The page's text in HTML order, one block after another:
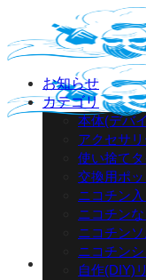
content
お知らせ
カテゴリ
本体(デバ
アクセサ
使い捨て
交換用ポッ
ニコチン
ニコチン
ニコチンソ
ニコチンシ
自作(DIY)